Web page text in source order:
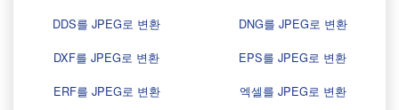
DDS를 JPEG로 변환
DNG를 JPEG로 변환
DXF를 JPEG로 변환
EPS를 JPEG로 변환
ERF를 JPEG로 변환
엑셀를 JPEG로 변환